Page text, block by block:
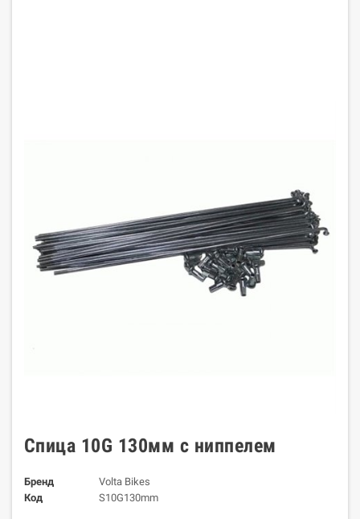
Спица 10G 130мм с ниппелем
Бренд
Volta Bikes
Код
S10G130mm